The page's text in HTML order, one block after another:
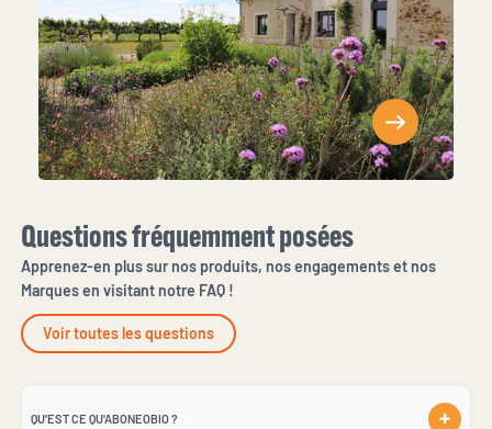
Questions fréquemment posées
Apprenez-en plus sur nos produits, nos engagements et nos
Marques en visitant notre FAQ !
Voir toutes les questions
QU'EST CE QU'ABONEOBIO ?